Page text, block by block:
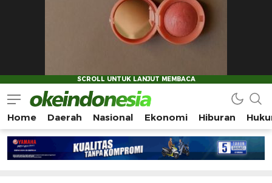
Okeindonesia.Online
Mengonlinekan Indonesia Secara Utuh
Home Daerah Nasional Ekonomi Hiburan